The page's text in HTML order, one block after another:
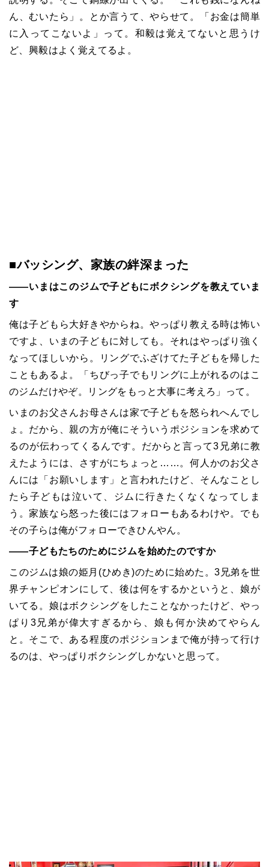
ん、むいたら」。とか言うて、やらせて。「お金は簡単
に入ってこないよ」って。和毅は覚えてないと思うけ
ど、興毅はよく覚えてるよ。
■バッシング、家族の絆深まった
――いまはこのジムで子どもにボクシングを教えていま
す
俺は子どもら大好きやからね。やっぱり教える時は怖い
ですよ、いまの子どもに対しても。それはやっぱり強く
なってほしいから。リングでふざけてた子どもを帰した
こともあるよ。「ちびっ子でもリングに上がれるのはこ
のジムだけやぞ。リングをもっと大事に考えろ」って。
いまのお父さんお母さんは家で子どもを怒られへんでし
ょ。だから、親の方が俺にそういうポジションを求めて
るのが伝わってくるんです。だからと言って3兄弟に教
えたようには、さすがにちょっと……。何人かのお父さ
んには「お願いします」と言われたけど、そんなことし
たら子どもは泣いて、ジムに行きたくなくなってしま
う。家族なら怒った後にはフォローもあるわけや。でも
その子らは俺がフォローできひんやん。
――子どもたちのためにジムを始めたのですか
このジムは娘の姫月(ひめき)のために始めた。3兄弟を世
界チャンピオンにして、後は何をするかというと、娘が
いてる。娘はボクシングをしたことなかったけど、やっ
ぱり3兄弟が偉大すぎるから、娘も何か決めてやらん
と。そこで、ある程度のポジションまで俺が持って行け
るのは、やっぱりボクシングしかないと思って。